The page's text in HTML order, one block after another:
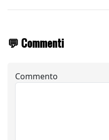
💬 Commenti